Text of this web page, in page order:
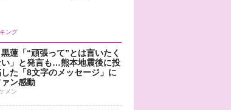
ング
黒蓮「“頑張って”とは言いたく
」と発言も…熊本地震後に投
た「8文字のメッセージ」に
ァン感動
メン